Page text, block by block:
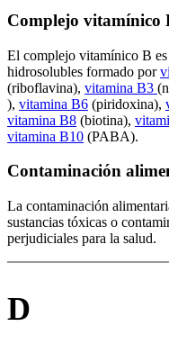
Complejo vitamínico
El complejo vitamínico B es
hidrosolubles formado por
(riboflavina), vitamina B3
), vitamina B6 (piridoxina),
vitamina B8 (biotina),
vitamina B10 (PABA).
Contaminación
La contaminación
sustancias tóxicas o
perjudiciales para la salud.
D